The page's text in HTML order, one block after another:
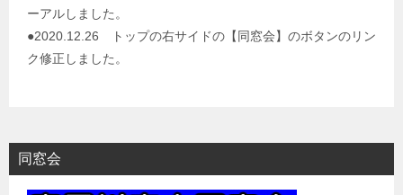
ーアルしました。
●2020.12.26 トップの右サイドの【同窓会】のボタンのリン
ク修正しました。
同窓会